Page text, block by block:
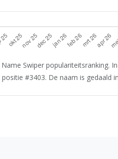
Swiper populariteitsranking.
#3403. De naam is gedaald